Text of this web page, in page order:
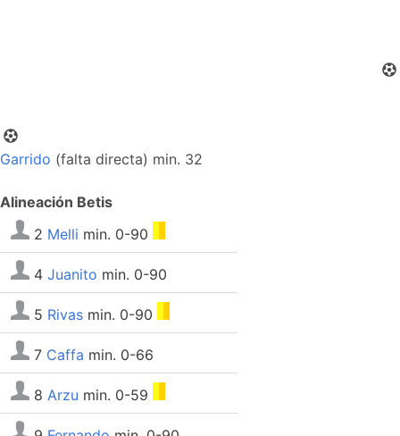
Garrido (falta directa) min. 32
Alineación Betis
2 Melli min. 0-90
4 Juanito min. 0-90
5 Rivas min. 0-90
7 Caffa min. 0-66
8 Arzu min. 0-59